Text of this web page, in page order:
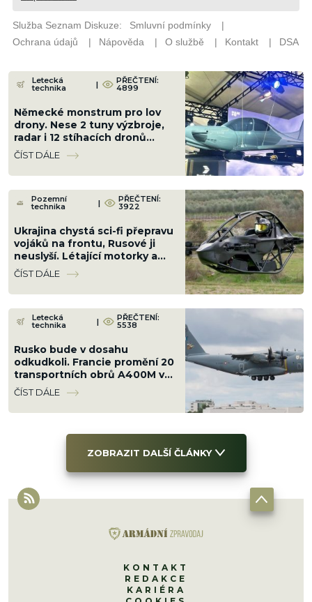
Letecká
technika | PŘEČTENÍ:
4899
Německé monstrum pro lov
drony. Nese 2 tuny výzbroje,
radar i 12 stíhacích dronů
najednou
ČÍST DÁLE
Pozemní
technika | PŘEČTENÍ:
3922
Ukrajina chystá sci-fi přepravu
vojáků na frontu, Rusové ji
neuslyší. Létající motorky a
„aerobuginy“ jsou za rohem
ČÍST DÁLE
Letecká
technika | PŘEČTENÍ:
5538
Rusko bude v dosahu
odkudkoli. Francie promění 20
transportních obrů A400M v
nosiče řízených střel s
doletem 9 000 km
ČÍST DÁLE
ZOBRAZIT DALŠÍ ČLÁNKY
KONTAKT
REDAKCE
KARIÉRA